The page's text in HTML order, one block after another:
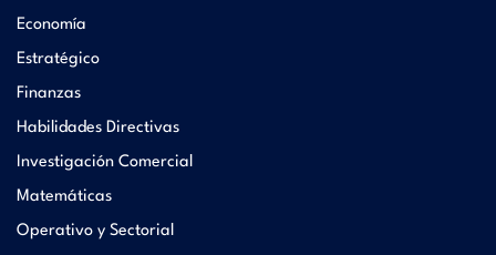
Economía
Estratégico
Finanzas
Habilidades Directivas
Investigación Comercial
Matemáticas
Operativo y Sectorial